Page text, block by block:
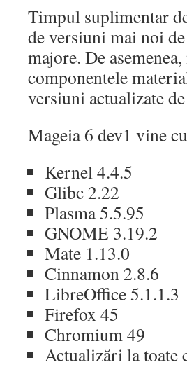
Timpul suplimentar
de versiuni mai noi
majore. De
componentele
versiuni actualizate
Mageia 6 dev1 vine
Kernel 4.4.5
Glibc 2.22
Plasma 5.5.95
GNOME 3.19.2
Mate 1.13.0
Cinnamon 2.8.6
LibreOffice 5.1.1.3
Firefox 45
Chromium 49
Actualizări la toate